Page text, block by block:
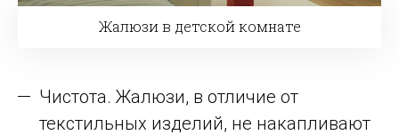
Жалюзи в детской комнате
Чистота. Жалюзи, в отличие от
текстильных изделий, не накапливают